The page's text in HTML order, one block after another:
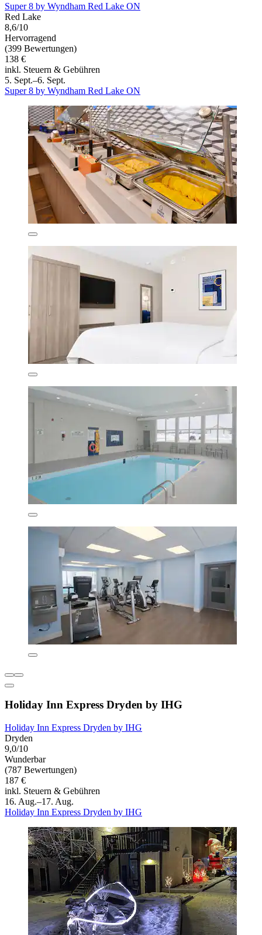
Super 8 by Wyndham Red Lake ON
Red Lake
8,6/10
Hervorragend
(399 Bewertungen)
138 €
inkl. Steuern & Gebühren
5. Sept.–6. Sept.
Super 8 by Wyndham Red Lake ON
Holiday Inn Express Dryden by IHG
Holiday Inn Express Dryden by IHG
Dryden
9,0/10
Wunderbar
(787 Bewertungen)
187 €
inkl. Steuern & Gebühren
16. Aug.–17. Aug.
Holiday Inn Express Dryden by IHG